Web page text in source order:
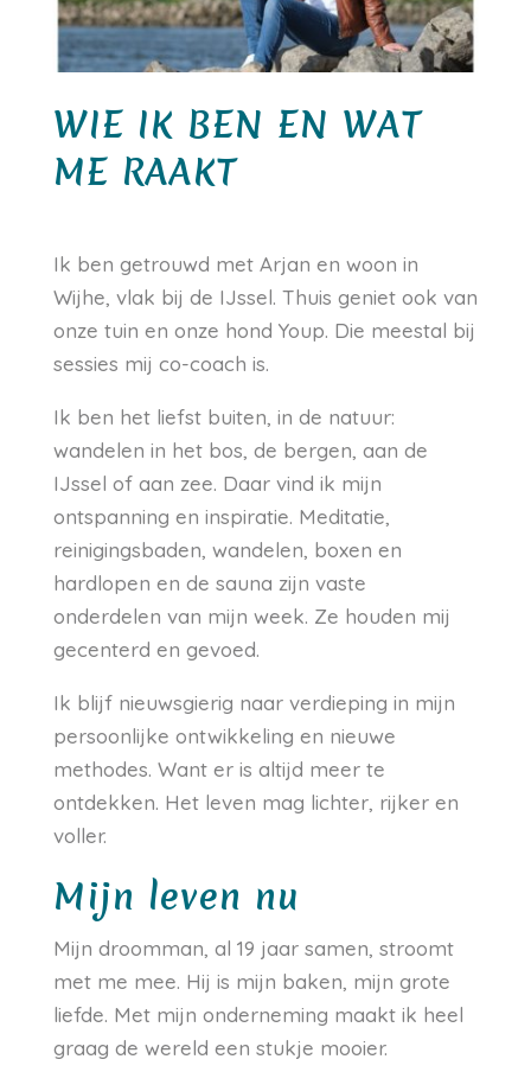
WIE IK BEN EN WAT
ME RAAKT
Ik ben getrouwd met Arjan en woon in
Wijhe, vlak bij de IJssel. Thuis geniet ook van
onze tuin en onze hond Youp. Die meestal bij
sessies mij co-coach is.
Ik ben het liefst buiten, in de natuur:
wandelen in het bos, de bergen, aan de
IJssel of aan zee. Daar vind ik mijn
ontspanning en inspiratie. Meditatie,
reinigingsbaden, wandelen, boxen en
hardlopen en de sauna zijn vaste
onderdelen van mijn week. Ze houden mij
gecenterd en gevoed.
Ik blijf nieuwsgierig naar verdieping in mijn
persoonlijke ontwikkeling en nieuwe
methodes. Want er is altijd meer te
ontdekken. Het leven mag lichter, rijker en
voller.
Mijn leven nu
Mijn droomman, al 19 jaar samen, stroomt
met me mee. Hij is mijn baken, mijn grote
liefde. Met mijn onderneming maakt ik heel
graag de wereld een stukje mooier.